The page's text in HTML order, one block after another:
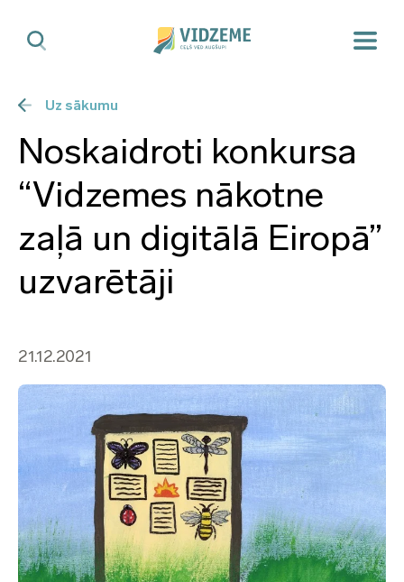
Uz sākumu
Noskaidroti konkursa
“Vidzemes nākotne
zaļā un digitālā Eiropā”
uzvarētāji
21.12.2021